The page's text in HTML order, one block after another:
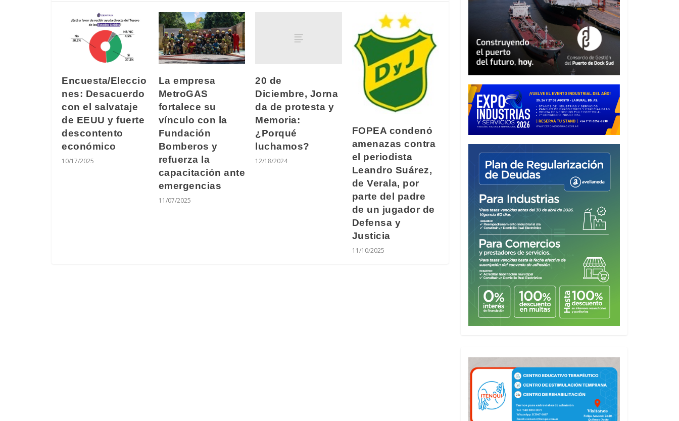
Encuesta/Eleccio
nes: Desacuerdo
con el salvataje
de EEUU y fuerte
descontento
económico
10/17/2025
La empresa
MetroGAS
fortalece su
vínculo con la
Fundación
Bomberos y
refuerza la
capacitación ante
emergencias
11/07/2025
20 de
Diciembre, Jorna
da de protesta y
Memoria:
¿Porqué
luchamos?
12/18/2024
FOPEA condenó
amenazas contra
el periodista
Leandro Suárez,
de Verala, por
parte del padre
de un jugador de
Defensa y
Justicia
11/10/2025